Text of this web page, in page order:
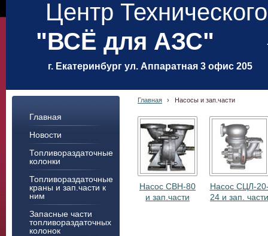
Центр
г. Екатеринбург ул. Аппаратная 3 офис 205
"ВСЁ для АЗС"
Главная
Новости
Топливораздаточные
колонки
Топливораздаточные
краны и зап.части к
ним
Запасные части
топливораздаточных
колонок
Главная › Насосы и зап.части
Насос СВН-80
и зап.части
Насос СЦЛ-
24 и зап. части